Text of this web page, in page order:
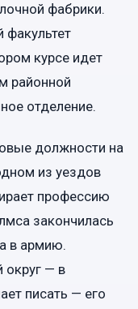
фабрики.
факультет
курсе идет
районной
отделение.
должности на
из уездов
профессию
закончилась
в армию.
округ — в
писать — его